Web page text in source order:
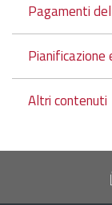
Pagamenti
Altri contenuti